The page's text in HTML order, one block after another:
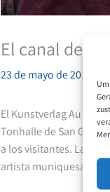
El canal de
23 de mayo de 2019
El Kunstverlag Au
Tonhalle de San Gall.
a los visitantes. La
artista muniquesa